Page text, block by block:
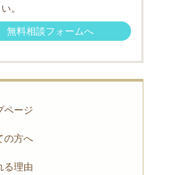
。
無料相談フォームへ
ページ
の方へ
る理由